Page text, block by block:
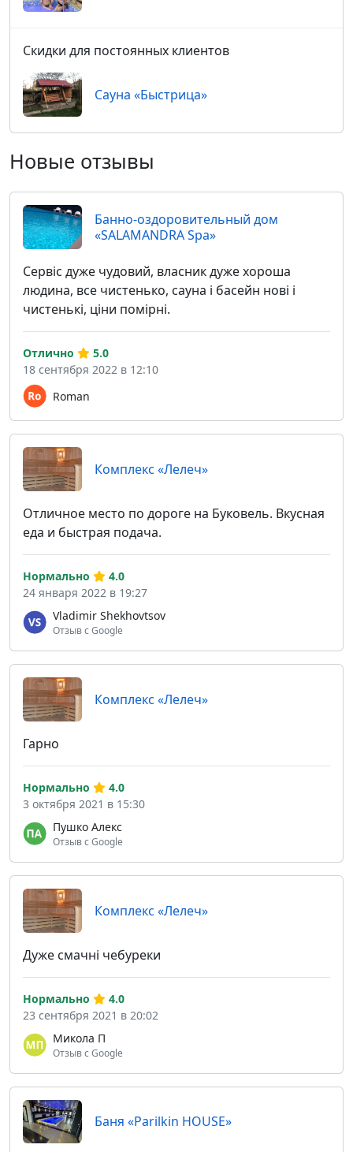
Скидки для постоянных клиентов
Сауна «Быстрица»
Новые отзывы
Банно-оздоровительный дом
«SALAMANDRA Spa»
Сервіс дуже чудовий, власник дуже хороша
людина, все чистенько, сауна і басейн нові і
чистенькі, ціни помірні.
Roman
Отлично
5.0
18 сентября 2022 в 12:10
Комплекс «Лелеч»
Отличное место по дороге на Буковель. Вкусная
еда и быстрая подача.
Vladimir Shekhovtsov
Отзыв с Google
Нормально
4.0
24 января 2022 в 19:27
Комплекс «Лелеч»
Гарно
Пушко Алекс
Отзыв с Google
Нормально
4.0
3 октября 2021 в 15:30
Комплекс «Лелеч»
Дуже смачні чебуреки
Микола П
Отзыв с Google
Нормально
4.0
23 сентября 2021 в 20:02
Баня «Parilkin HOUSE»